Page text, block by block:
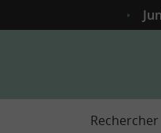
Rechercher